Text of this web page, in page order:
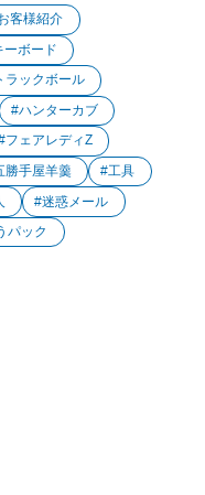
客様紹介
ーボード
ラックボール
ハンターカブ
フェアレディZ
勝手屋羊羹
工具
迷惑メール
パック